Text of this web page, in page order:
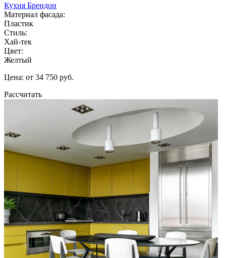
Кухня Брендон
Материал фасада:
Пластик
Стиль:
Хай-тек
Цвет:
Желтый
Цена: от 34 750 руб.
Рассчитать